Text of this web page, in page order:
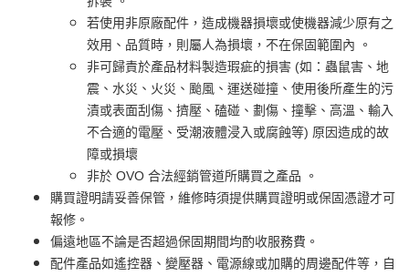
若使用非原廠配件，造成機器損壞或使機器減少原有之
效用、品質時，則屬人為損壞，不在保固範圍內 。
非可歸責於產品材料製造瑕疵的損害 (如：蟲鼠害、地
震、水災、火災、颱風、運送碰撞、使用後所產生的污
漬或表面刮傷、擠壓、磕碰、劃傷、撞擊、高溫、輸入
不合適的電壓、受潮液體浸入或腐蝕等) 原因造成的故
障或損壞
非於 OVO 合法經銷管道所購買之產品 。
購買證明請妥善保管，維修時須提供購買證明或保固憑證才可
報修。
偏遠地區不論是否超過保固期間均酌收服務費。
配件產品如遙控器、變壓器、電源線或加購的周邊配件等，自